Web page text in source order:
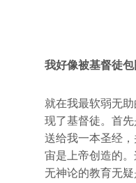
我好像被基督徒包
就在我最软弱无
现了基督徒。首
送给我一本圣经
宙是上帝创造的。
无神论的教育无